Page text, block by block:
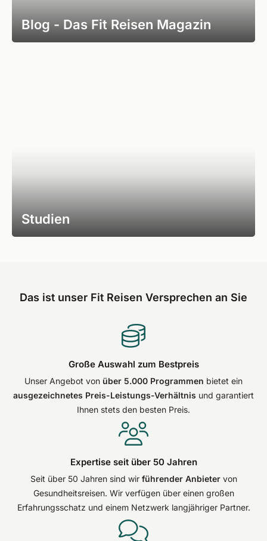
Blog - Das Fit Reisen Magazin
Studien
Das ist unser Fit Reisen Versprechen an Sie
Große Auswahl zum Bestpreis
Unser Angebot von über 5.000 Programmen bietet ein
ausgezeichnetes Preis-Leistungs-Verhältnis und garantiert
Ihnen stets den besten Preis.
Expertise seit über 50 Jahren
Seit über 50 Jahren sind wir führender Anbieter von
Gesundheitsreisen. Wir verfügen über einen großen
Erfahrungsschatz und einem Netzwerk langjähriger Partner.